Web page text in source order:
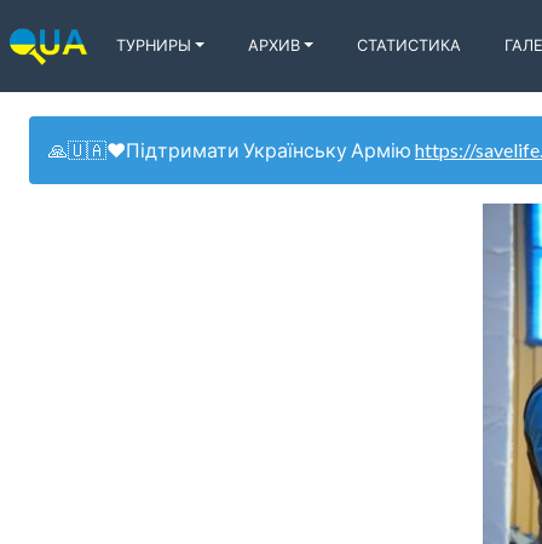
ТУРНИРЫ АРХИВ СТАТИСТИКА
🙏🇺🇦❤️Підтримати Українську Армію https://